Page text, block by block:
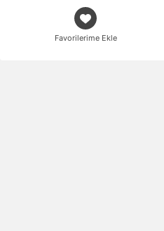
Favorilerime Ekle